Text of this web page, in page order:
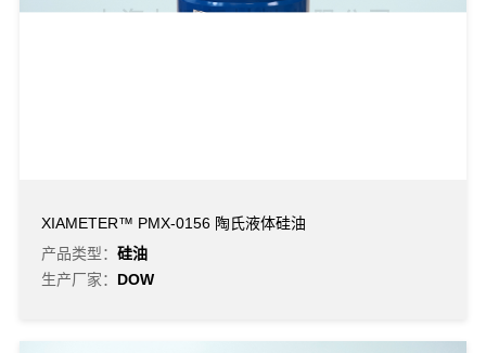
XIAMETER™ PMX-0156 陶氏液体硅油
产品类型： 硅油
生产厂家： DOW